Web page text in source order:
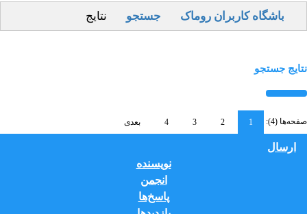
باشگاه کاربران روماک جستجو نتایج
نتایج جستجو
صفحه‌ها (4): 1
2
3
4 بعدی
ارسال
نویسنده
انجمن
پاسخ‌ها